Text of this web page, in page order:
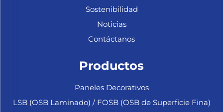
Sostenibilidad
Noticias
Contáctanos
Productos
Paneles Decorativos
LSB (OSB Laminado) / FOSB (OSB de Superficie Fina)